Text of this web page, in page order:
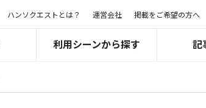
ハンソクエストとは？ 運営会社 掲載をご希望の方へ
利用シーンから探す 記